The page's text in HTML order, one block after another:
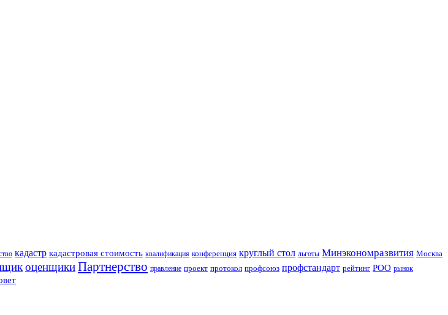
кадастр кадастровая стоимость квалификация конференция круглый стол льготы Минэкономразвития Москва
оценщикиПартнерство правление проект протокол профсоюз профстандарт рейтинг РОО рынок